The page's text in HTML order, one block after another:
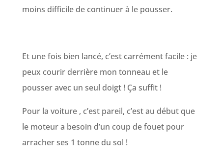
moins difficile de continuer à le pousser.
Et une fois bien lancé, c’est carrément facile : je
peux courir derrière mon tonneau et le
pousser avec un seul doigt ! Ça suffit !
Pour la voiture , c’est pareil, c’est au début que
le moteur a besoin d’un coup de fouet pour
arracher ses 1 tonne du sol !